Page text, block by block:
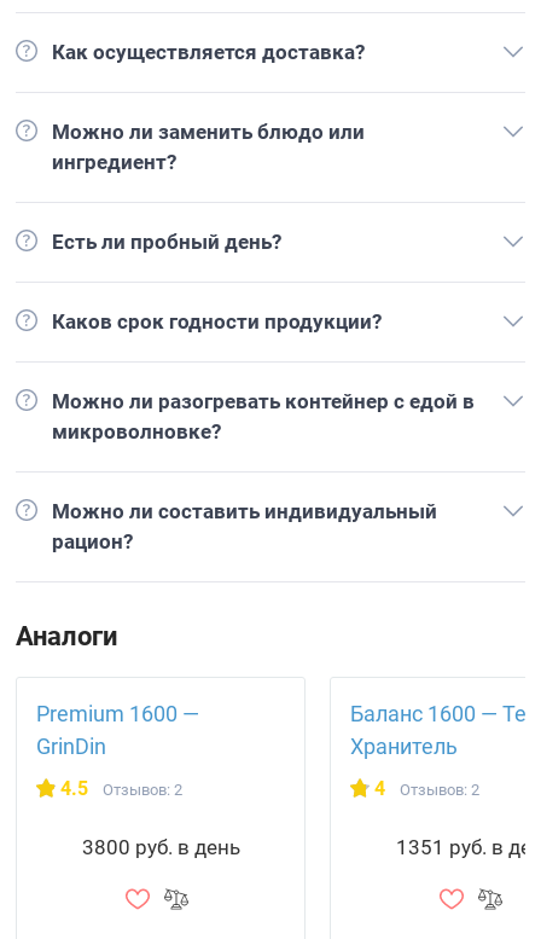
Как осуществляется доставка?
Можно ли заменить блюдо или
ингредиент?
Есть ли пробный день?
Каков срок годности продукции?
Можно ли разогревать контейнер с едой в
микроволновке?
Можно ли составить индивидуальный
рацион?
Аналоги
Premium 1600 —
GrinDin
4.5 Отзывов: 2
3800 руб. в день
Баланс 1600 —
Хранитель
4 Отзывов: 2
1351 руб. в